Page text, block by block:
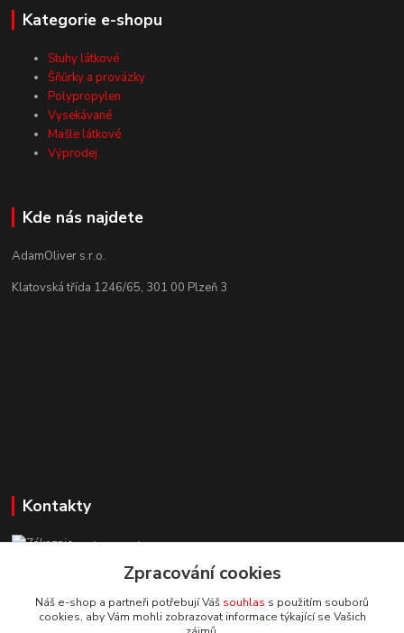
Kategorie e-shopu
Stuhy látkové
Šňůrky a provázky
Polypropylen
Vysekávané
Mašle látkové
Výprodej
Kde nás najdete
AdamOliver s.r.o.
Klatovská třída 1246/65, 301 00 Plzeň 3
Kontakty
Zákaznická podpora StuhyLevně.cz
+420 725 618 353
(Po-Pá, 8-16 hod.)
adamoliver@seznam.cz
Zpracování cookies
Náš e-shop a partneři potřebují Váš souhlas s použitím souborů
cookies, aby Vám mohli zobrazovat informace týkající se Vašich